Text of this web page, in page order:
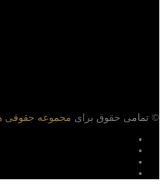
© تمامی حقوق برای مجموعه حقوقی